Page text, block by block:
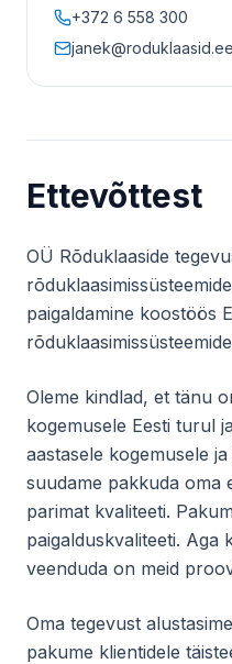
+372 6 558 300
janek@roduklaasid.ee
Ettevõttest
OÜ Rõduklaaside
paigaldamine koostöös
Oleme kindlad, et tänu
kogemusele Eesti turul
aastasele kogemusele
suudame pakkuda oma
parimat kvaliteeti.
paigalduskvaliteeti. Aga
veenduda on meid
Oma tegevust
pakume klientidele